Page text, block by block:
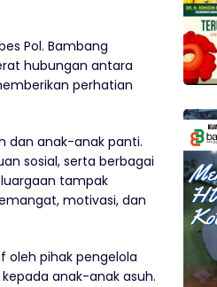
Pol. Bambang
hubungan antara
perhatian
dan anak-anak panti.
sosial, serta berbagai
tampak
motivasi, dan
oleh pihak pengelola
anak-anak asuh.